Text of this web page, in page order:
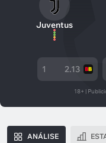
Juventus
1 2.13
18+ |
ANÁLISE